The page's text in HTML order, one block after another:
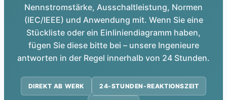
Nennstromstärke, Ausschaltleistung, Normen
(IEC/IEEE) und Anwendung mit. Wenn Sie eine
Stückliste oder ein Einliniendiagramm haben,
fügen Sie diese bitte bei – unsere Ingenieure
antworten in der Regel innerhalb von 24 Stunden.
DIREKT AB WERK 24-STUNDEN-REAKTIONSZEIT